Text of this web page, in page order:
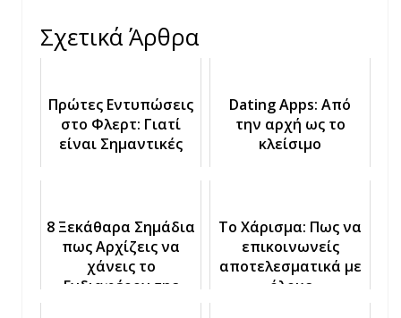
Σχετικά Άρθρα
Πρώτες Εντυπώσεις
στο Φλερτ: Γιατί
είναι Σημαντικές
Dating Apps: Από
την αρχή ως το
κλείσιμο
8 Ξεκάθαρα Σημάδια
πως Αρχίζεις να
χάνεις το
Ενδιαφέρον της
Το Χάρισμα: Πως να
επικοινωνείς
αποτελεσματικά με
όλους